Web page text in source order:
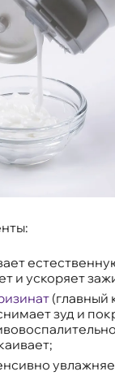
и ускоряет
(главный
зуд и